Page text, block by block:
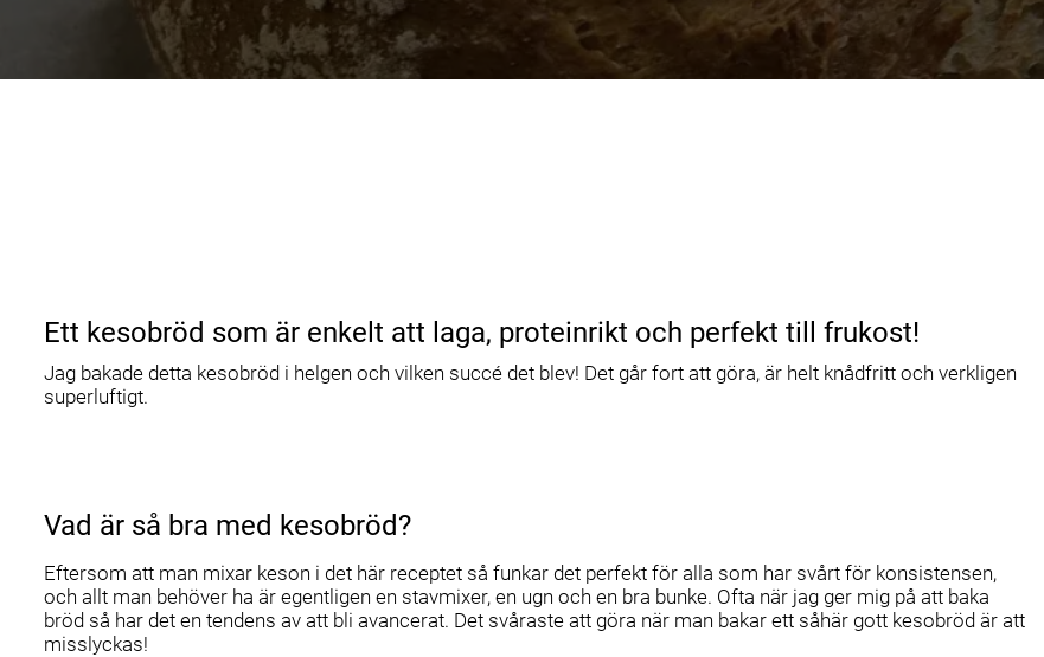
Ett kesobröd som är enkelt att laga, proteinrikt och perfekt till frukost!
Jag bakade detta kesobröd i helgen och vilken succé det blev! Det går fort att göra, är helt knådfritt och verkligen
superluftigt.
Vad är så bra med kesobröd?
Eftersom att man mixar keson i det här receptet så funkar det perfekt för alla som har svårt för konsistensen,
och allt man behöver ha är egentligen en stavmixer, en ugn och en bra bunke. Ofta när jag ger mig på att baka
bröd så har det en tendens av att bli avancerat. Det svåraste att göra när man bakar ett såhär gott kesobröd är att
misslyckas!